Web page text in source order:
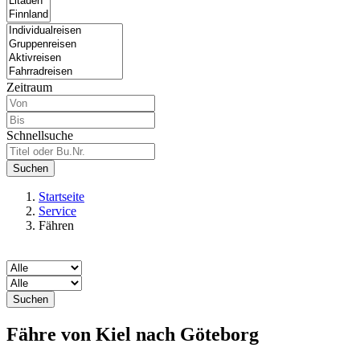
Zeitraum
Schnellsuche
Suchen
Startseite
Service
Fähren
Suchen
Fähre von Kiel nach Göteborg